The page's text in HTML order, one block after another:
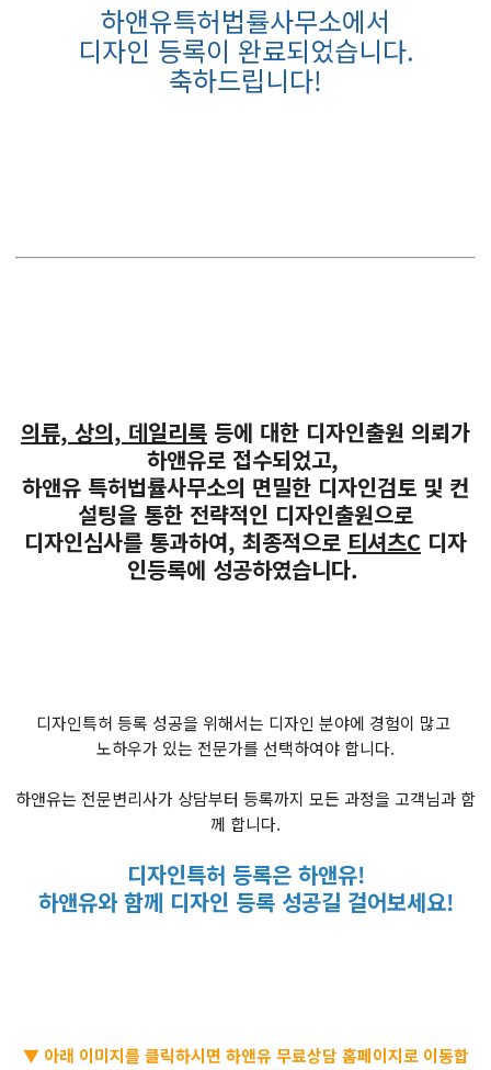
하앤유특허법률사무소에서
디자인 등록이 완료되었습니다.
축하드립니다!
의류, 상의, 데일리룩 등에 대한 디자인출원 의뢰가
하앤유로 접수되었고,
하앤유 특허법률사무소의 면밀한 디자인검토 및 컨
설팅을 통한 전략적인 디자인출원으로
디자인심사를 통과하여, 최종적으로 티셔츠C 디자
인등록에 성공하였습니다.
디자인특허 등록 성공을 위해서는 디자인 분야에 경험이 많고
노하우가 있는 전문가를 선택하여야 합니다.
​하앤유는 전문변리사가 상담부터 등록까지 모든 과정을 고객님과 함
께 합니다.
​디자인특허 등록은 하앤유!
하앤유와 함께 디자인 등록 성공길 걸어보세요!
▼ 아래 이미지를 클릭하시면 하앤유 무료상담 홈페이지로 이동합